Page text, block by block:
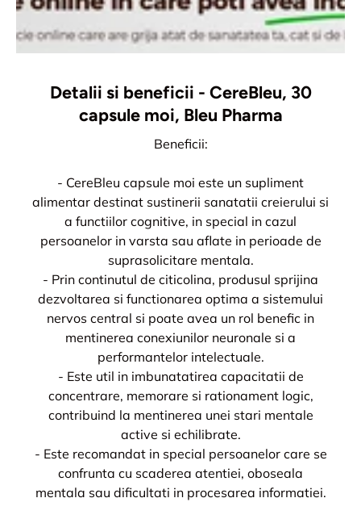
Detalii si beneficii - CereBleu, 30
capsule moi, Bleu Pharma
Beneficii:
- CereBleu capsule moi este un supliment
alimentar destinat sustinerii sanatatii creierului si
a functiilor cognitive, in special in cazul
persoanelor in varsta sau aflate in perioade de
suprasolicitare mentala.
- Prin continutul de citicolina, produsul sprijina
dezvoltarea si functionarea optima a sistemului
nervos central si poate avea un rol benefic in
mentinerea conexiunilor neuronale si a
performantelor intelectuale.
- Este util in imbunatatirea capacitatii de
concentrare, memorare si rationament logic,
contribuind la mentinerea unei stari mentale
active si echilibrate.
- Este recomandat in special persoanelor care se
confrunta cu scaderea atentiei, oboseala
mentala sau dificultati in procesarea informatiei.